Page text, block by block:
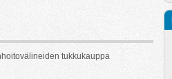
tukkukauppa